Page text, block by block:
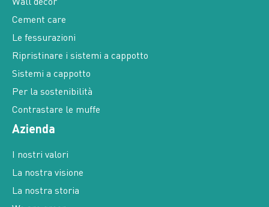
Cement care
Le fessurazioni
Ripristinare i sistemi a cappotto
Sistemi a cappotto
Per la sostenibilità
Contrastare le muffe
Azienda
La nostra visione
La nostra storia
We are green